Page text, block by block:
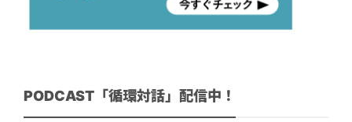
PODCAST「循環対話」配信中！